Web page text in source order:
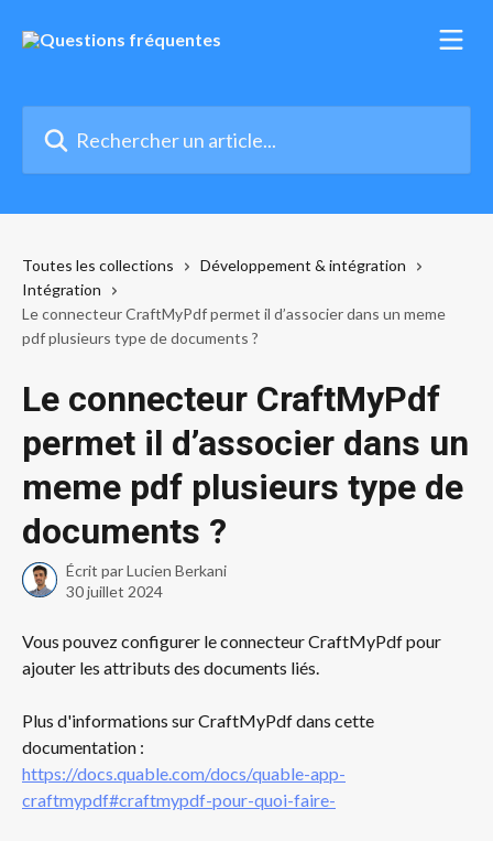
Toutes les collections
Développement & intégration
Intégration
Le connecteur CraftMyPdf permet il d’associer dans un meme
pdf plusieurs type de documents ?
Le connecteur CraftMyPdf
permet il d’associer dans un
meme pdf plusieurs type de
documents ?
Écrit parLucien Berkani
30 juillet 2024
Vous pouvez configurer le connecteur CraftMyPdf pour
ajouter les attributs des documents liés.
Plus d'informations sur CraftMyPdf dans cette
documentation :
https://docs.quable.com/docs/quable-app-
craftmypdf#craftmypdf-pour-quoi-faire-